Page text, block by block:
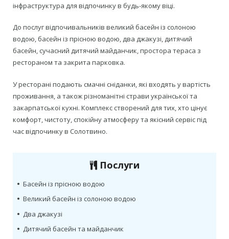
інфраструктура для відпочинку в будь-якому віці.
До послуг відпочивальників великий басейн із солоною
водою, басейн із прісною водою, два джакузі, дитячий
басейн, сучасний дитячий майданчик, простора тераса з
рестораном та закрита парковка.
У ресторані подають смачні сніданки, які входять у вартість
проживання, а також різноманітні страви української та
закарпатської кухні. Комплекс створений для тих, хто цінує
комфорт, чистоту, спокійну атмосферу та якісний сервіс під
час відпочинку в Солотвино.
Послуги
• Басейн із прісною водою
• Великий басейн із солоною водою
• Два джакузі
• Дитячий басейн та майданчик